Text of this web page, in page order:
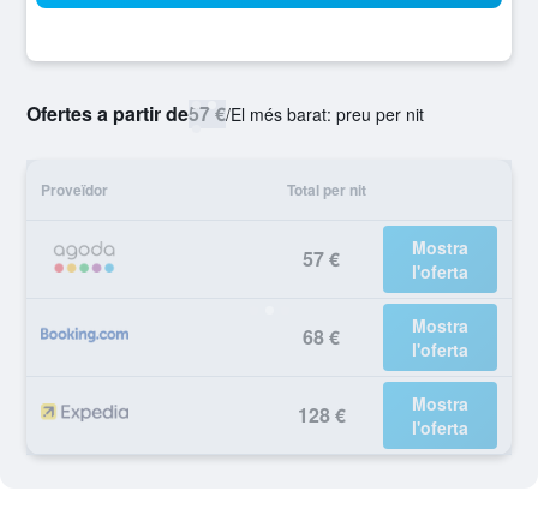
Ofertes a partir de57 €/El més barat: preu per nit
Proveïdor Total per nit
57 €
Mostra
l'oferta
68 €
Mostra
l'oferta
128 €
Mostra
l'oferta